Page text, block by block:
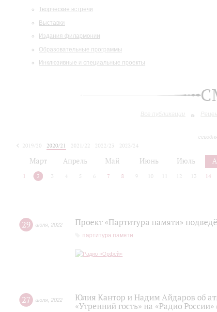
Творческие встречи
Выставки
Издания филармонии
Образовательные программы
Инклюзивные и специальные проекты
Все публикации
2019/20 2020/21 2021/22 2022/23
2023/24
Март Апрель Май Июнь Июль
1 2 3 4 5 6 7 8 9 10 12 13 14
29 июля 2022 Проект «Партитура памяти»
партитура памяти
27 июля 2022
Юлия Кантор и Надим Айдаров об
«Утренний гость» на «Радио